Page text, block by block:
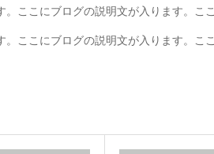
ここにブログの説明文が入ります。こ
ここにブログの説明文が入ります。こ